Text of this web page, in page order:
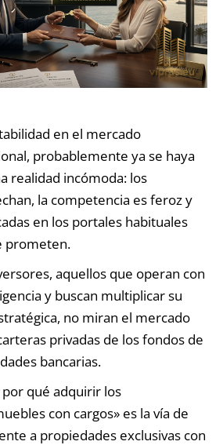
en el mercado
probablemente ya se haya
realidad incómoda: los
la competencia es feroz y
en los portales habituales
prometen.
aquellos que operan con
y buscan multiplicar su
no miran el mercado
privadas de los fondos de
bancarias.
qué adquirir los
con cargos» es la vía de
a propiedades exclusivas con